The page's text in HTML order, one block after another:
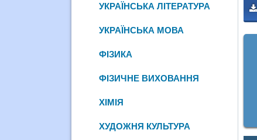
УКРАЇНСЬКА ЛІТЕРАТУРА
УКРАЇНСЬКА МОВА
ФІЗИКА
ФІЗИЧНЕ ВИХОВАННЯ
ХІМІЯ
ХУДОЖНЯ КУЛЬТУРА